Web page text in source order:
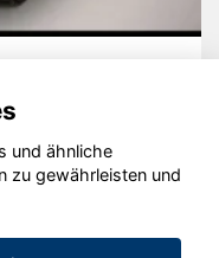
2020 - 2026
und ähnliche
zu gewährleisten und